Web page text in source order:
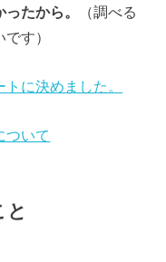
たから。
（調べる
す）
に決めました。
ついて
と